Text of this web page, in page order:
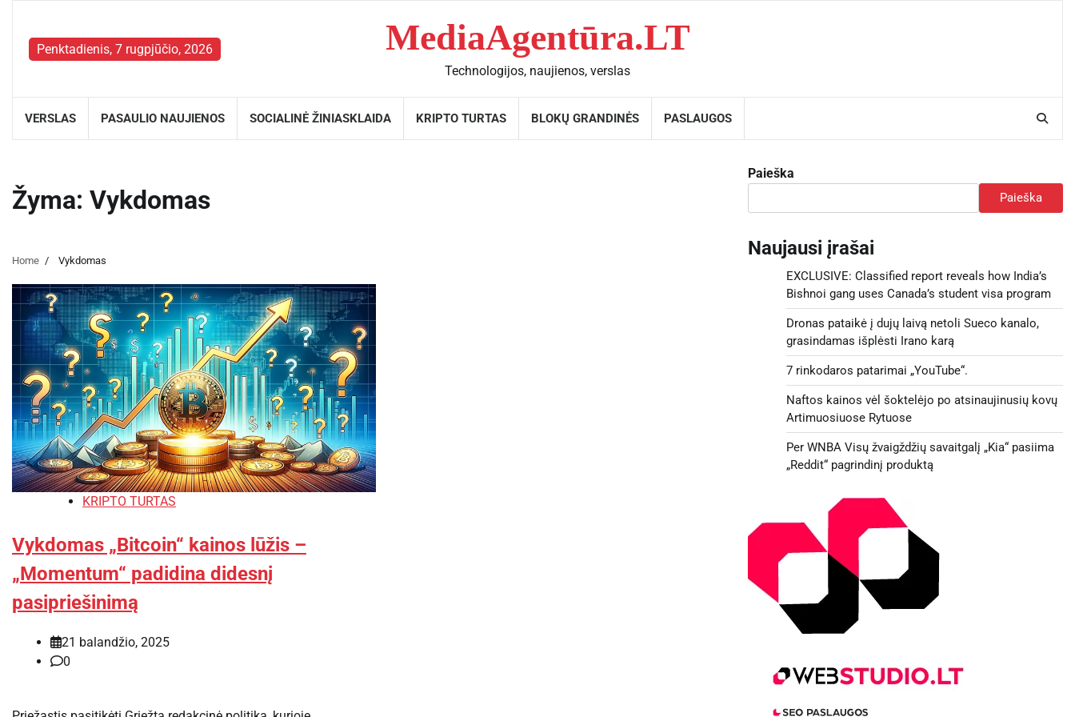
contentPenktadienis, 7 rugpjūčio, 2026 MediaAgentūra.LT
Technologijos, naujienos, verslas
VERSLAS PASAULIO NAUJIENOS SOCIALINĖ ŽINIASKLAIDA KRIPTO TURTAS BLOKŲ GRANDINĖS PASLAUGOS
Žyma: Vykdomas
Home Vykdomas
KRIPTO TURTAS
Vykdomas „Bitcoin“ kainos lūžis –
„Momentum“ padidina didesnį
pasipriešinimą
21 balandžio, 2025
0
Paieška
Paieška
Naujausi įrašai
EXCLUSIVE: Classified report reveals how India’s
Bishnoi gang uses Canada’s student visa program
Dronas pataikė į dujų laivą netoli Sueco kanalo,
grasindamas išplėsti Irano karą
7 rinkodaros patarimai „YouTube“.
Naftos kainos vėl šoktelėjo po atsinaujinusių kovų
Artimuosiuose Rytuose
Per WNBA Visų žvaigždžių savaitgalį „Kia“ pasiima
„Reddit“ pagrindinį produktą